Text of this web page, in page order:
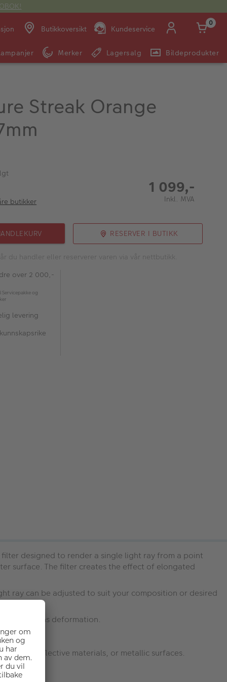
Butikkoversikt Kundeservice
Man -
09:00 -
14:00 -
0
Merker Lagersalg Bildeprodukter
Streak Orange
butikker
1 099,-
Inkl. MVA
RESERVER I BUTIKK
du handler eller reserverer varen via vår nettbutikk.
over 2 000,-
Servicepakke og
levering
filter designed to render a single light ray from a point
surface. The filter creates the effect of elongated
ray can be adjusted to suit your composition or desired
from lens deformation.
reflective materials, or metallic surfaces.